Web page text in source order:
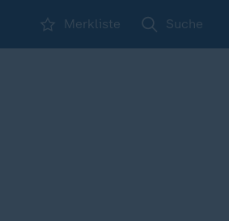
Merkliste Suche